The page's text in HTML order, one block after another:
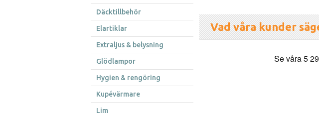
Däcktillbehör
Elartiklar
Extraljus & belysning
Glödlampor
Hygien & rengöring
Kupévärmare
Lim
Vad våra kunder